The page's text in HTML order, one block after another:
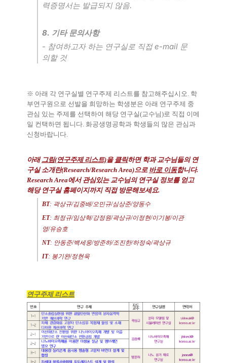
력증명서는 발급되지 않음.
8. 기타 문의사항
- 참여하고자 하는 연구실로 직접e-mail 문
의할 것
※ 아래 각 연구실별 연구주제 리스트를 참고해주십시오. 학
부연구원으로 선발을 희망하는 학생분은 아래 연구주제 중
관심 있는 주제를 선택하여 해당 연구실(교수님)로 직접 이메
일 컨택하면 됩니다. 화공생명공학과 학생들의 많은 관심과
신청바랍니다.
아래그림(연구주제 리스트)을 클릭하면 학과 교수님들의 연
구실 소개란(Research/Research Area)으로 바로 이동합니다.
Research Area에서 관심있는 교수님의 연구실 정보를 얻고
해당 연구실 홈페이지까지 직접 방문해보세요.
BT: 곽상규/김중배/오민규/심상준/양동수
ET: 최정규/임상혁/강정원/곽상규/이정현/이기봉/이관
영/유승호
NT: 안동준/백세웅/방준하/조진한/하정숙/곽상규
IT: 봉기완/정현욱
연구주제 리스트